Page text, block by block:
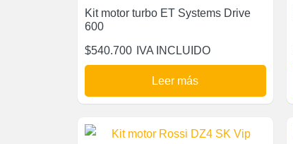
Kit motor turbo ET Systems Drive
600
$540.700 IVA INCLUIDO
Leer más